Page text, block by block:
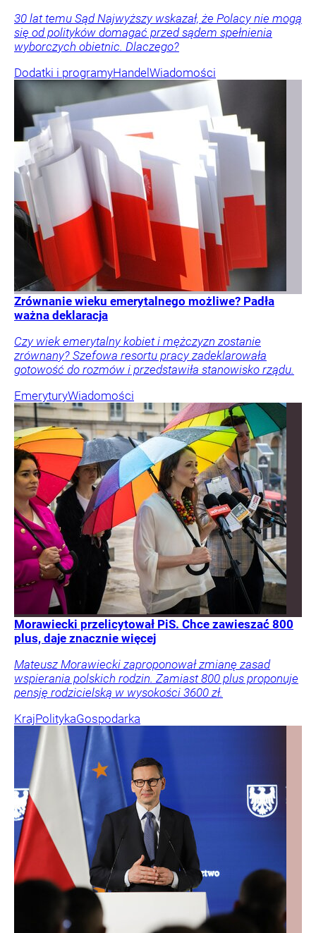
30 lat temu Sąd Najwyższy wskazał, że Polacy nie mogą
się od polityków domagać przed sądem spełnienia
wyborczych obietnic. Dlaczego?
Dodatki i programyHandelWiadomości
Zrównanie wieku emerytalnego możliwe? Padła
ważna deklaracja
Czy wiek emerytalny kobiet i mężczyzn zostanie
zrównany? Szefowa resortu pracy zadeklarowała
gotowość do rozmów i przedstawiła stanowisko rządu.
EmeryturyWiadomości
Morawiecki przelicytował PiS. Chce zawieszać 800
plus, daje znacznie więcej
Mateusz Morawiecki zaproponował zmianę zasad
wspierania polskich rodzin. Zamiast 800 plus proponuje
pensję rodzicielską w wysokości 3600 zł.
KrajPolitykaGospodarka